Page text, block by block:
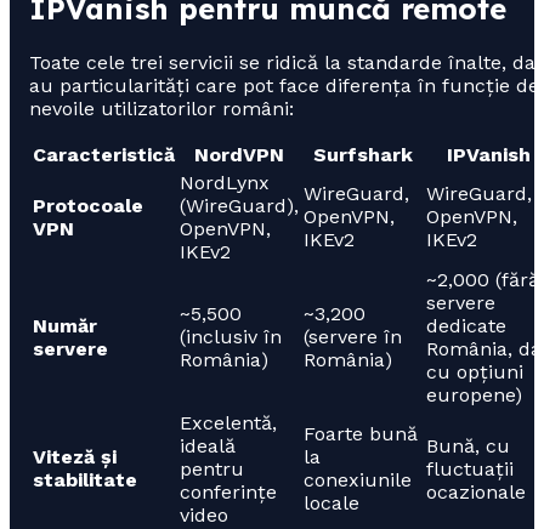
IPVanish pentru muncă remote
Toate cele trei servicii se ridică la standarde înalte, dar
au particularități care pot face diferența în funcție de
nevoile utilizatorilor români:
Caracteristică
NordVPN Surfshark IPVanish
Protocoale
VPN
NordLynx
(WireGuard),
OpenVPN,
IKEv2
WireGuard,
OpenVPN,
IKEv2
WireGuard,
OpenVPN,
IKEv2
Număr
servere
~5,500
(inclusiv în
România)
~3,200
(servere în
România)
~2,000 (fără
servere
dedicate
România,
cu opțiuni
europene)
Viteză și
stabilitate
Excelentă,
ideală
pentru
conferințe
video
Foarte bună
la
conexiunile
locale
Bună, cu
fluctuații
ocazionale